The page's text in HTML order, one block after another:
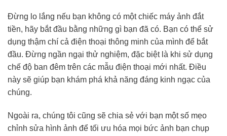
Đừng lo lắng nếu bạn không có một chiếc máy ảnh đắt
tiền, hãy bắt đầu bằng những gì bạn đã có. Bạn có thể sử
dụng thậm chí cả điện thoại thông minh của mình để bắt
đầu. Đừng ngần ngại thử nghiệm, đặc biệt là khi sử dụng
chế độ ban đêm trên các mẫu điện thoại mới nhất. Điều
này sẽ giúp bạn khám phá khả năng đáng kinh ngạc của
chúng.
Ngoài ra, chúng tôi cũng sẽ chia sẻ với bạn một số mẹo
chỉnh sửa hình ảnh để tối ưu hóa mọi bức ảnh bạn chụp